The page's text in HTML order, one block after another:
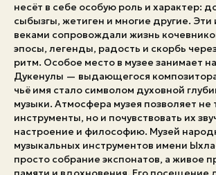
несёт в себе особую роль и характер:
сыбызгы, жетиген и многие другие. Эти
веками сопровождали жизнь
эпосы, легенды, радость и скорбь
ритм. Особое место в музее занимает
Дукенулы — выдающегося
чьё имя стало символом духовной
музыки. Атмосфера музея позволяет не
инструменты, но и почувствовать их
настроение и философию. Музей
музыкальных инструментов имени
просто собрание экспонатов, а живое